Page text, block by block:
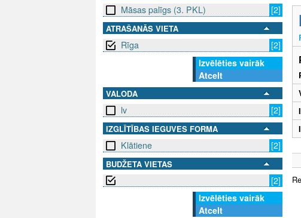
Māsas palīgs (3. PKL) [2]
ATRAŠANĀS VIETA
Rīga
[2]
Izvēlēties vairāk
Atcelt
VALODA
lv [2]
IZGLĪTĪBAS IEGUVES FORMA
Klātiene [2]
BUDŽETA VIETAS
[2]
Izvēlēties vairāk
Atcelt